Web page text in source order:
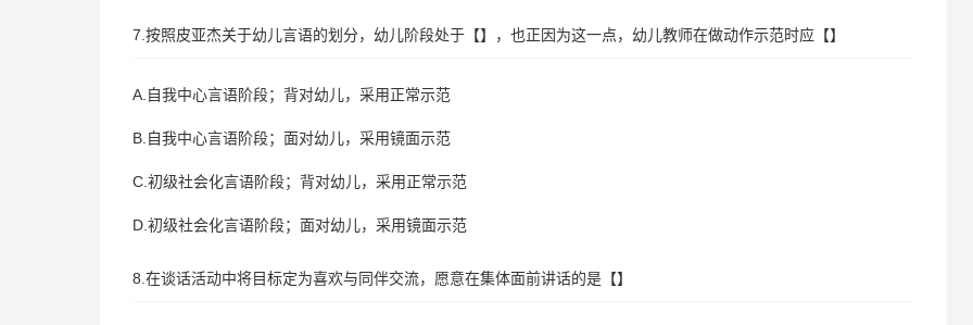
7.按照皮亚杰关于幼儿言语的划分，幼儿阶段处于【】，也正因为这一点，幼儿教师在做动作示范时应【】
A.自我中心言语阶段；背对幼儿，采用正常示范
B.自我中心言语阶段；面对幼儿，采用镜面示范
C.初级社会化言语阶段；背对幼儿，采用正常示范
D.初级社会化言语阶段；面对幼儿，采用镜面示范
8.在谈话活动中将目标定为喜欢与同伴交流，愿意在集体面前讲话的是【】